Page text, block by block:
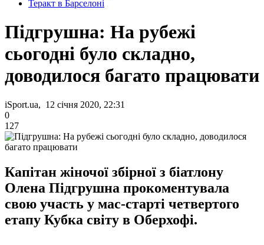
Теракт в Барселоні
Підгрушна: На рубежі
сьогодні було складно,
доводилося багато працювати
iSport.ua, 12 січня 2020, 22:31
0
127
Капітан жіночої збірної з біатлону
Олена Підгрушна прокоментувала
свою участь у мас-старті четвертого
етапу Кубка світу в Оберхофі.